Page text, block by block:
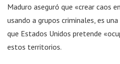
Maduro aseguró que «crear caos
usando a grupos criminales, es
que Estados Unidos pretende
estos territorios.